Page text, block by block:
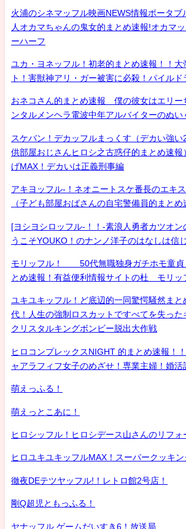
火浦のシネマッフル映画NEWS情報ポータブ
人オカマちゃんの鬼女的まとめ速報!オカマ
ーハーフ
ユカ・ヨネッフル！初老的まとめ速報！！大
ト！害獣神アリ・ガー被害に必殺！パイルド
おネコさん的まとめ速報 僕の彼女はエリー
ンタルメンヘラ電波中年アルバイターのぬ
スケバン！デカッフルまっくす（デカい強
供部屋おじさんヒロシ之古惑仔的まとめ速報
げMAX！デカいは正義刑事編
アキヨッフル-！ネオニートスケ番長のエキ
（子ども部屋おばさんの自宅警備員的まとめ
[ヨシヨシロッフル-！！-素浪人勇者カツオン
うこそYOUKO！のナンノ洋子のはなしは信
モリッフル！ 50代無職独身ガチホモ童貞
とめ速報！有益便利情報サイトの杜 モリッ
ユキユキッフル！ど底辺的一同驚愕騒然まと
代！人生の強制ロスカットですべてを失った
クリスタルキングボンビー脱出大作戦
ヒロコンプレックスNIGHT 的まとめ速報！
ャアラフィフ女子のめざせ！専業主婦！婚活
萌えっふる！
萌えっとこあに！
ヒロシッフル！ヒロシデース山さんのリフォ
ヒロユキユキッフルMAX！スーパークッキン
徹夜DEテツヤッフル!！レトロ館2号店！
剛Q超児ともっふる！
ヤナッフル ゲームだいすき6！放送局